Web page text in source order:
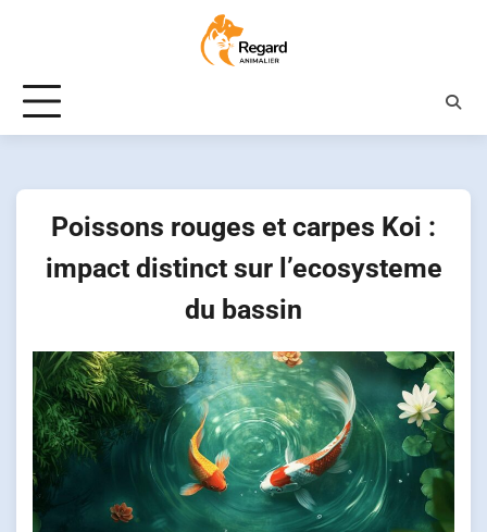
Poissons rouges et carpes Koi :
impact distinct sur l’ecosysteme
du bassin